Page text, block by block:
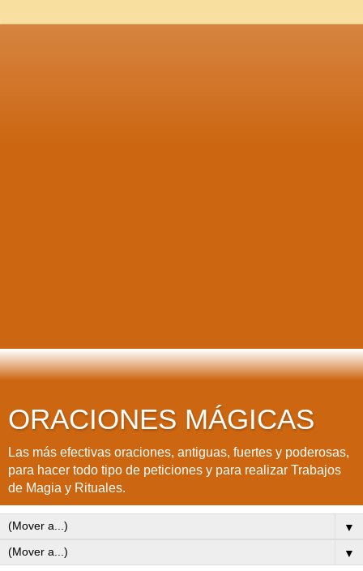
ORACIONES MÁGICAS
Las más efectivas oraciones, antiguas, fuertes y poderosas,
para hacer todo tipo de peticiones y para realizar Trabajos
de Magia y Rituales.
▼
▼